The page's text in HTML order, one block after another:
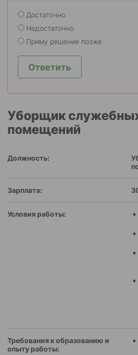
Достаточно
Недостаточно
Приму решение позже
Ответить
Уборщик
помещений
Должность:
Зарплата:
Условия работы:
Требования к образованию и
опыту работы: